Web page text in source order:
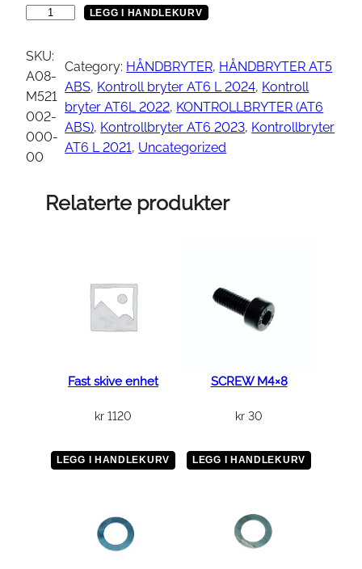
n
s
t
r
e
h
LEGG I HANDLEKURV
SKU:
A08-
M521
002-
000-
00
Category: HÅNDBRYTER, HÅNDBRYTER AT5
ABS, Kontroll bryter AT6 L 2024, Kontroll
bryter AT6L 2022, KONTROLLBRYTER (AT6
ABS), Kontrollbryter AT6 2023, Kontrollbryter
AT6 L 2021, Uncategorized
Relaterte produkter
Fast skive enhet
kr 1120
LEGG I HANDLEKURV
SCREW M4×8
kr 30
LEGG I HANDLEKURV